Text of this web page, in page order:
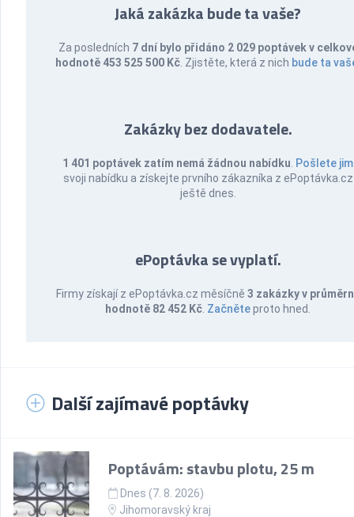
Jaká zakázka bude ta vaše?
Za posledních 7 dní bylo přidáno 2 029 poptávek v
hodnotě 453 525 500 Kč . Zjistěte, která z nich bude ta
Zakázky bez dodavatele.
1 401 poptávek zatím nemá žádnou nabídku Pošlete jim
svoji nabídku a získejte prvního zákazníka z ePoptávka.cz
ještě dnes.
ePoptávka se vyplatí.
Firmy získají z ePoptávka.cz měsíčně 3 zakázky v
hodnotě 82 452 Kč Začněteproto hned.
Další zajímavé poptávky
Poptávám: stavbu plotu, 25 m
Dnes (7. 8. 2026)
Jihomoravský kraj